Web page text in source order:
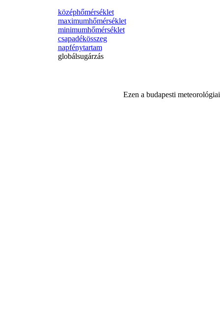
középhőmérséklet
maximumhőmérséklet
minimumhőmérséklet
csapadékösszeg
napfénytartam
globálsugárzás
Ezen a budapesti